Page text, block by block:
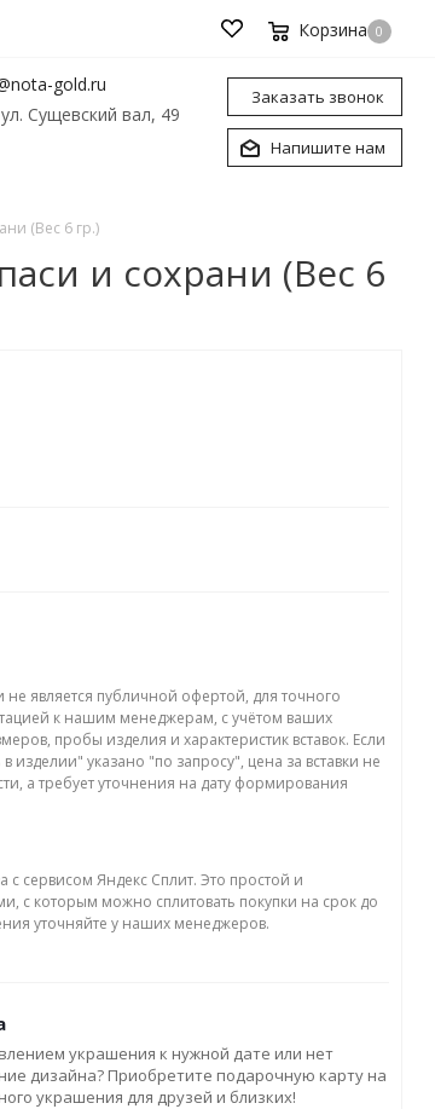
Корзина 0
gold.ru
Сущевский вал, 49
Заказать звонок
Напишите нам
(Вес 6 гр.)
и сохрани (Вес 6
является публичной офертой, для точного
к нашим менеджерам, с учётом ваших
пробы изделия и характеристик вставок. Если
изделии" указано "по запросу", цена за вставки не
а требует уточнения на дату формирования
с сервисом Яндекс Сплит. Это простой и
с которым можно сплитовать покупки на срок до
уточняйте у наших менеджеров.
украшения к нужной дате или нет
дизайна? Приобретите подарочную карту на
украшения для друзей и близких!